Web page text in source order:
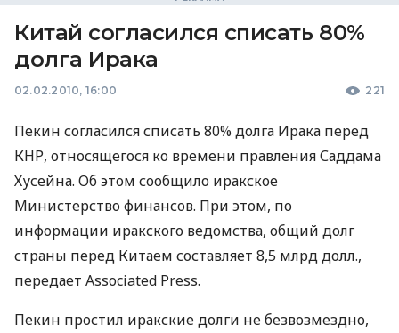
Китай согласился списать 80%
долга Ирака
02.02.2010, 16:00 221
Пекин согласился списать 80% долга Ирака перед
КНР, относящегося ко времени правления Саддама
Хусейна. Об этом сообщило иракское
Министерство финансов. При этом, по
информации иракского ведомства, общий долг
страны перед Китаем составляет 8,5 млрд долл.,
передает Associated Press.
Пекин простил иракские долги не безвозмездно,